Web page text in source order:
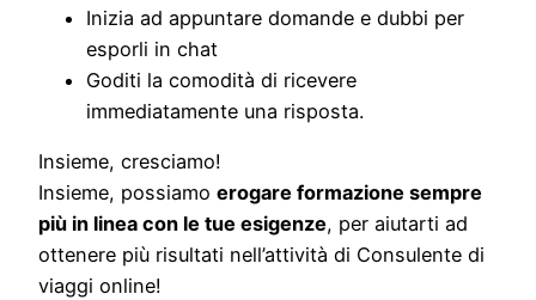
Inizia ad appuntare domande e dubbi per
esporli in chat
Goditi la comodità di ricevere
immediatamente una risposta.
Insieme, cresciamo!
Insieme, possiamo erogare formazione sempre
più in linea con le tue esigenze, per aiutarti ad
ottenere più risultati nell’attività di Consulente di
viaggi online!